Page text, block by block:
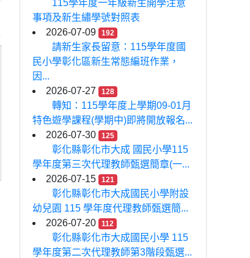
115學年度一年級新生開學注意
事項及新生繡學號對照表
2026-07-09
192
請新生家長留意：115學年度國
民小學彰化區新生常態編班作業，
因...
2026-07-27
128
轉知：115學年度上學期09-01月
特色遊學課程(學期中)即將開放報名...
2026-07-30
125
彰化縣彰化市大成 國民小學115
學年度第三次代理教師甄選簡章(一...
2026-07-15
121
彰化縣彰化市大成國民小學附設
幼兒園 115 學年度代理教師甄選簡...
2026-07-20
112
彰化縣彰化市大成國民小學 115
學年度第二次代理教師第3階段甄選...